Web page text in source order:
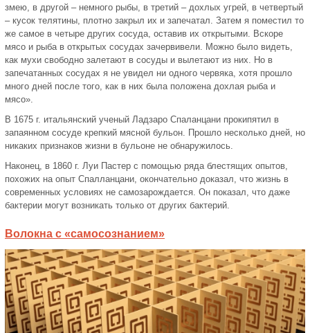
змею, в другой – немного рыбы, в третий – дохлых угрей, в четвертый
– кусок телятины, плотно закрыл их и запечатал. Затем я поместил то
же самое в четыре других сосуда, оставив их открытыми. Вскоре
мясо и рыба в открытых сосудах зачервивели. Можно было видеть,
как мухи свободно залетают в сосуды и вылетают из них. Но в
запечатанных сосудах я не увидел ни одного червяка, хотя прошло
много дней после того, как в них была положена дохлая рыба и
мясо».
В 1675 г. итальянский ученый Ладзаро Спаланцани прокипятил в
запаянном сосуде крепкий мясной бульон. Прошло несколько дней, но
никаких признаков жизни в бульоне не обнаружилось.
Наконец, в 1860 г. Луи Пастер с помощью ряда блестящих опытов,
похожих на опыт Спалланцани, окончательно доказал, что жизнь в
современных условиях не самозарождается. Он показал, что даже
бактерии могут возникать только от других бактерий.
Волокна с «самосознанием»